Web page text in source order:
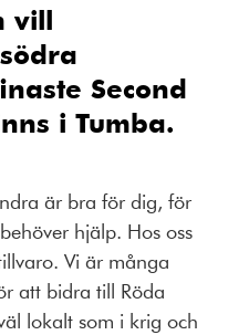
vill
Second
i Tumba.
är bra för dig, för
hjälp. Hos oss
Vi är många
att bidra till Röda
lokalt som i krig och